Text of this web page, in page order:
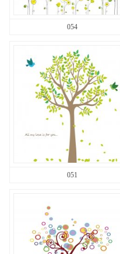
054
051